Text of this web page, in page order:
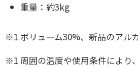
重量：約3kg
※1 ボリューム30%、新品のアル
※1 周囲の温度や使用条件により